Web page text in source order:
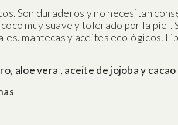
Son duraderos y no necesitan
muy suave y tolerado por la piel.
mantecas y aceites ecológicos.
aloe vera , aceite de jojoba y cacao